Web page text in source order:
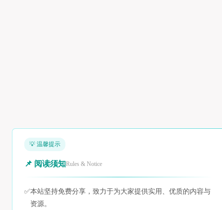
💡 温馨提示
📌 阅读须知Rules & Notice
✅本站坚持免费分享，致力于为大家提供实用、优质的内容与
资源。